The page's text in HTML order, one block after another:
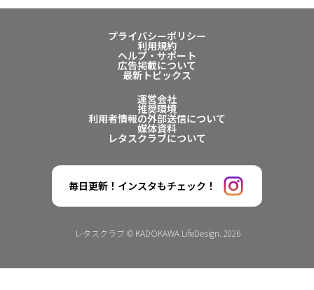
プライバシーポリシー
利用規約
ヘルプ・サポート
広告掲載について
最新トピックス
運営会社
推奨環境
利用者情報の外部送信について
媒体資料
レタスクラブについて
毎日更新！インスタもチェック！
レタスクラブ © KADOKAWA LifeDesign. 2026